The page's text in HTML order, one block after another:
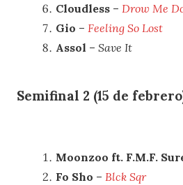
Cloudless – Drow Me
Gio – Feeling So Lost
Assol – Save It
Semifinal 2 (15 de
Moonzoo ft. F.M.F.
Fo Sho – Blck Sqr